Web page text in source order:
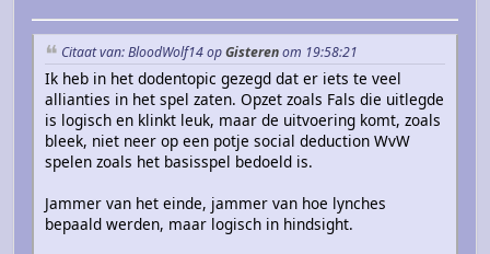
Citaat van: BloodWolf14 opGisterenom 19:58:21
Ik heb in het dodentopic gezegd dat er iets te veel
allianties in het spel zaten. Opzet zoals Fals die uitlegde
is logisch en klinkt leuk, maar de uitvoering komt, zoals
bleek, niet neer op een potje social deduction WvW
spelen zoals het basisspel bedoeld is.
Jammer van het einde, jammer van hoe lynches
bepaald werden, maar logisch in hindsight.